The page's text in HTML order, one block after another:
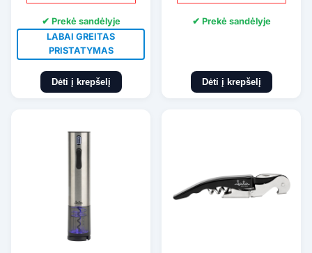
✔ Prekė sandėlyje
LABAI GREITAS
PRISTATYMAS
Dėti į krepšelį
✔ Prekė sandėlyje
Dėti į krepšelį